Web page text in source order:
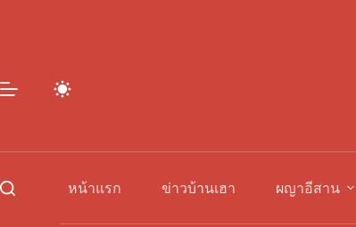
หน้าแรก ข่าวบ้านเฮา ผญาอีสาน